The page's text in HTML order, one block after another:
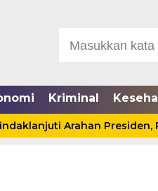
Kriminal
Arahan Presiden, Polsek